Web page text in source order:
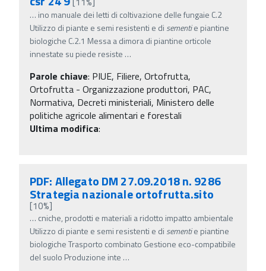
… ino manuale dei letti di coltivazione delle fungaie C.2
Utilizzo di piante e semi resistenti e di sementie piantine
biologiche C.2.1 Messa a dimora di piantine orticole
innestate su piede resiste …
Parole chiave: PIUE, Filiere, Ortofrutta,
Ortofrutta - Organizzazione produttori, PAC,
Normativa, Decreti ministeriali, Ministero delle
politiche agricole alimentari e forestali
Ultima modifica:
PDF: Allegato DM 27.09.2018 n. 9286
Strategia nazionale ortofrutta.sito
[10%]
… cniche, prodotti e materiali a ridotto impatto ambientale
Utilizzo di piante e semi resistenti e di sementie piantine
biologiche Trasporto combinato Gestione eco-compatibile
del suolo Produzione inte …